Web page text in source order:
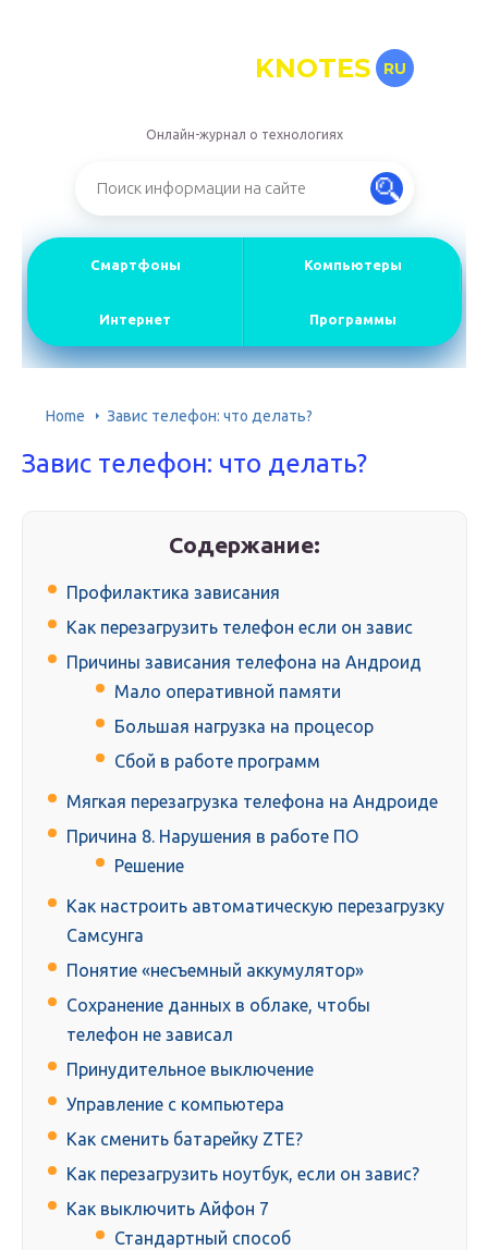
KNOTES RU
Онлайн-журнал о технологиях
Смартфоны Компьютеры
Интернет Программы
Home Завис телефон: что делать?
Завис телефон: что делать?
Содержание:
Профилактика зависания
Как перезагрузить телефон если он завис
Причины зависания телефона на Андроид
Мало оперативной памяти
Большая нагрузка на процесор
Сбой в работе программ
Мягкая перезагрузка телефона на Андроиде
Причина 8. Нарушения в работе ПО
Решение
Как настроить автоматическую перезагрузку
Самсунга
Понятие «несъемный аккумулятор»
Сохранение данных в облаке, чтобы
телефон не зависал
Принудительное выключение
Управление с компьютера
Как сменить батарейку ZTE?
Как перезагрузить ноутбук, если он завис?
Как выключить Айфон 7
Стандартный способ